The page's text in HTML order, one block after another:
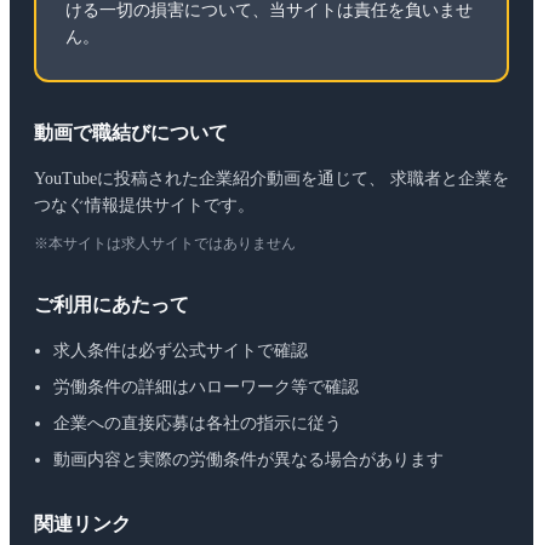
ける一切の損害について、当サイトは責任を負いませ
ん。
動画で職結びについて
YouTubeに投稿された企業紹介動画を通じて、 求職者と企業を
つなぐ情報提供サイトです。
※本サイトは求人サイトではありません
ご利用にあたって
求人条件は必ず公式サイトで確認
労働条件の詳細はハローワーク等で確認
企業への直接応募は各社の指示に従う
動画内容と実際の労働条件が異なる場合があります
関連リンク